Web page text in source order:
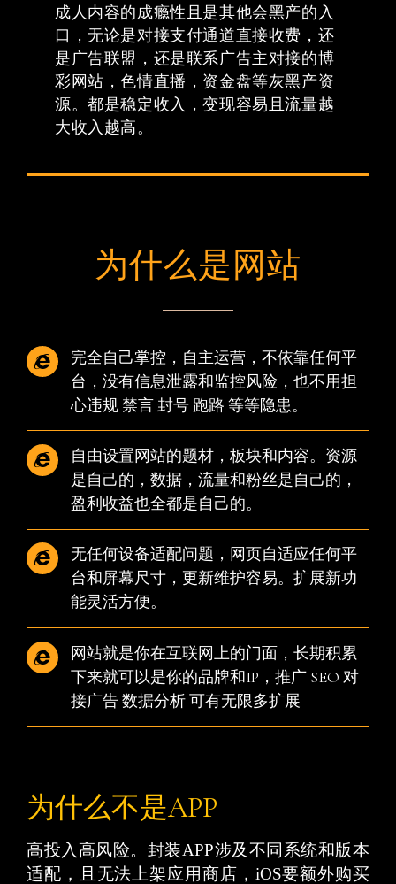
成人内容的成瘾性且是其他会黑产的入
口，无论是对接支付通道直接收费，还
是广告联盟，还是联系广告主对接的博
彩网站，色情直播，资金盘等灰黑产资
源。都是稳定收入，变现容易且流量越
大收入越高。
为什么是网站
完全自己掌控，自主运营，不依靠任何平
台，没有信息泄露和监控风险，也不用担
心违规 禁言 封号 跑路 等等隐患。
自由设置网站的题材，板块和内容。资源
是自己的，数据，流量和粉丝是自己的，
盈利收益也全都是自己的。
无任何设备适配问题，网页自适应任何平
台和屏幕尺寸，更新维护容易。扩展新功
能灵活方便。
网站就是你在互联网上的门面，长期积累
下来就可以是你的品牌和IP，推广 SEO 对
接广告 数据分析 可有无限多扩展
为什么不是APP
高投入高风险。封装APP涉及不同系统和版本
适配，且无法上架应用商店，iOS要额外购买